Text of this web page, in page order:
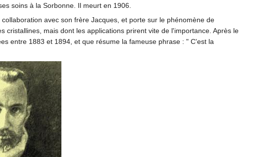
soins à la Sorbonne. Il meurt en 1906.
avec son frère Jacques, et porte sur le phénomène de
mais dont les applications prirent vite de l'importance. Après le
entre 1883 et 1894, et que résume la fameuse phrase : " C'est la